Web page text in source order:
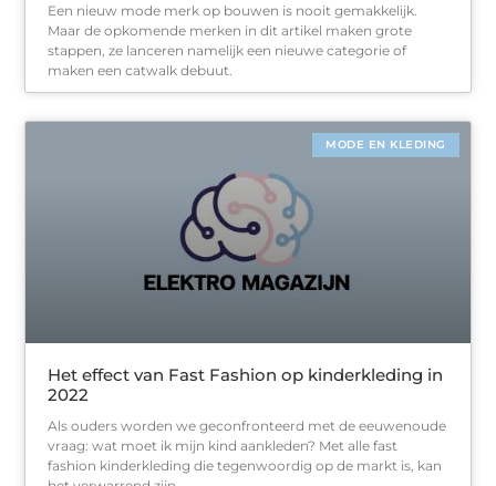
Een nieuw mode merk op bouwen is nooit gemakkelijk.
Maar de opkomende merken in dit artikel maken grote
stappen, ze lanceren namelijk een nieuwe categorie of
maken een catwalk debuut.
MODE EN KLEDING
Het effect van Fast Fashion op kinderkleding in
2022
Als ouders worden we geconfronteerd met de eeuwenoude
vraag: wat moet ik mijn kind aankleden? Met alle fast
fashion kinderkleding die tegenwoordig op de markt is, kan